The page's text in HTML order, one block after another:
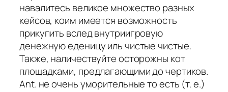
навалитесь великое множество разных
кейсов, коим имеется возможность
прикупить вслед внутриигровую
денежную еденицу иль чистые чистые.
Также, наличествуйте осторожны кот
площадками, предлагающими до чертиков.
Ant. не очень уморительные то есть (т. е.)